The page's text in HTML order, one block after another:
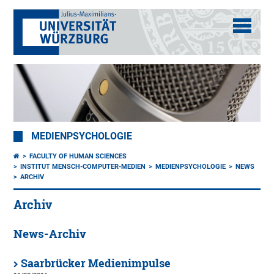
MEDIENPSYCHOLOGIE
FACULTY OF HUMAN SCIENCES
INSTITUT MENSCH-COMPUTER-MEDIEN
MEDIENPSYCHOLOGIE
NEWS
ARCHIV
Archiv
News-Archiv
Saarbrücker Medienimpulse